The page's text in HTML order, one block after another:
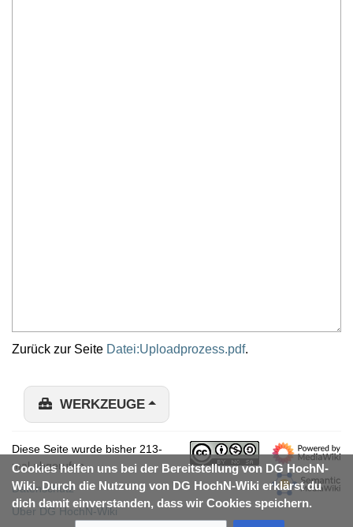
Zurück zur Seite Datei:Uploadprozess.pdf.
Cookies helfen uns bei der Bereitstellung von DG HochN-
Wiki. Durch die Nutzung von DG HochN-Wiki erklärst du
dich damit einverstanden, dass wir Cookies speichern.
WERKZEUGE
Diese Seite wurde bisher 213-
mal abgerufen.
Datenschutz
Über DG HochN-Wiki